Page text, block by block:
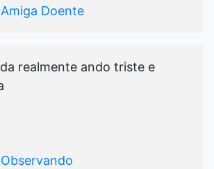
Doente
realmente ando triste e